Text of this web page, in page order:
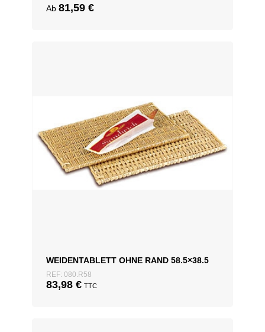
Ab 81,59 €
WEIDENTABLETT OHNE RAND 58.5×38.5
REF: 080.R58
83,98 € TTC